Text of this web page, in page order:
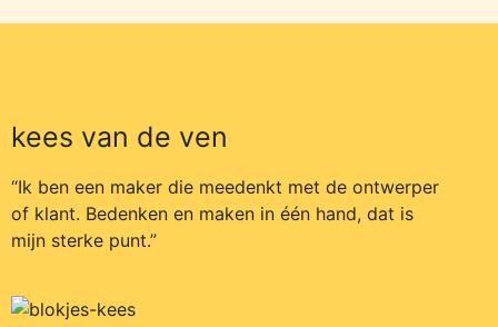
kees van de ven
“Ik ben een maker die meedenkt met de ontwerper
of klant. Bedenken en maken in één hand, dat is
mijn sterke punt.”